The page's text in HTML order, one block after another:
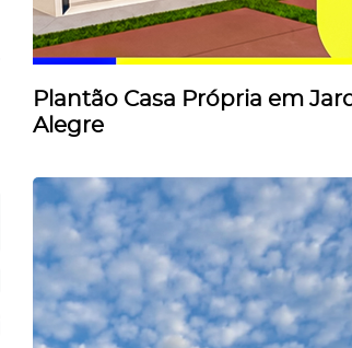
Plantão Casa Própria em
Alegre